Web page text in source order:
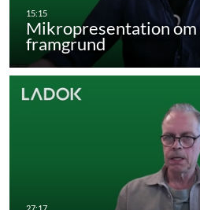
Mikropresentation om
framgrund